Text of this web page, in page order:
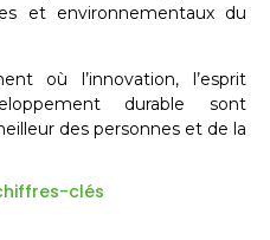
et environnementaux du
où l’innovation, l’esprit
durable sont
des personnes et de la
clés